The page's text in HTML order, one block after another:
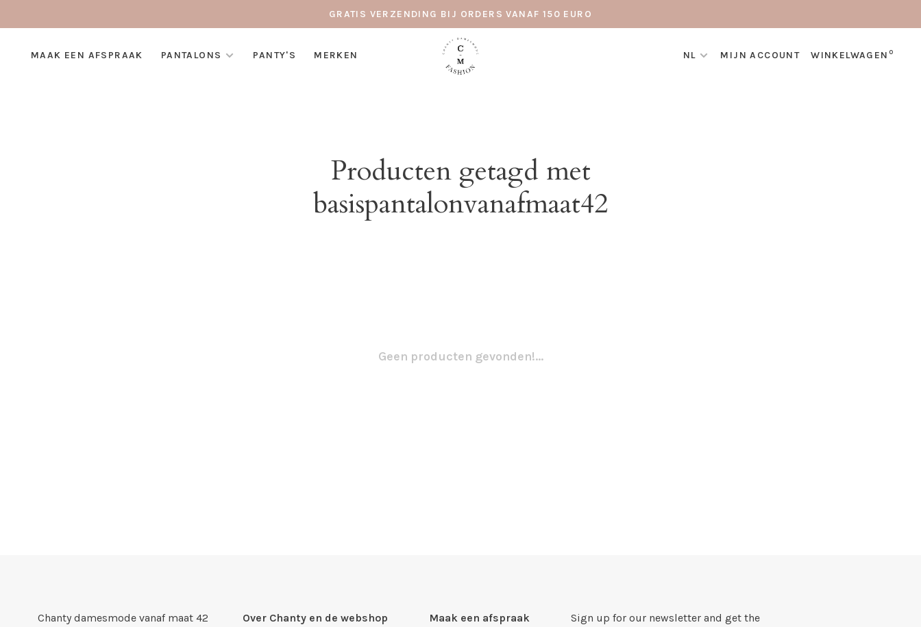
GRATIS VERZENDING BIJ ORDERS VANAF 150 EURO
MAAK EEN AFSPRAAK PANTALONS PANTY'S MERKEN NL MIJN ACCOUNT WINKELWAGEN 0
Producten getagd met
basispantalonvanafmaat42
Geen producten gevonden!...
Chanty damesmode vanaf maat 42
Over Chanty en de webshop
Maak een afspraak
Sign up for our newsletter and get the